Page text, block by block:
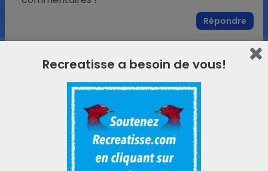
Répondre
/REPRODUCTION – CP /CE1 AUTONOMIE |
chantaldit :
22 février 2014 à 19 h 02 min
Génial, plein d’idées nouvelles pour permettre à
chaque enfant d’avancer à son rythme! Je
découvre, ravie! Merci
Recreatisse a besoin de vous!